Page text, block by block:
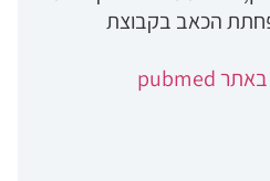
הכאב בקבוצת
באתר pubmed